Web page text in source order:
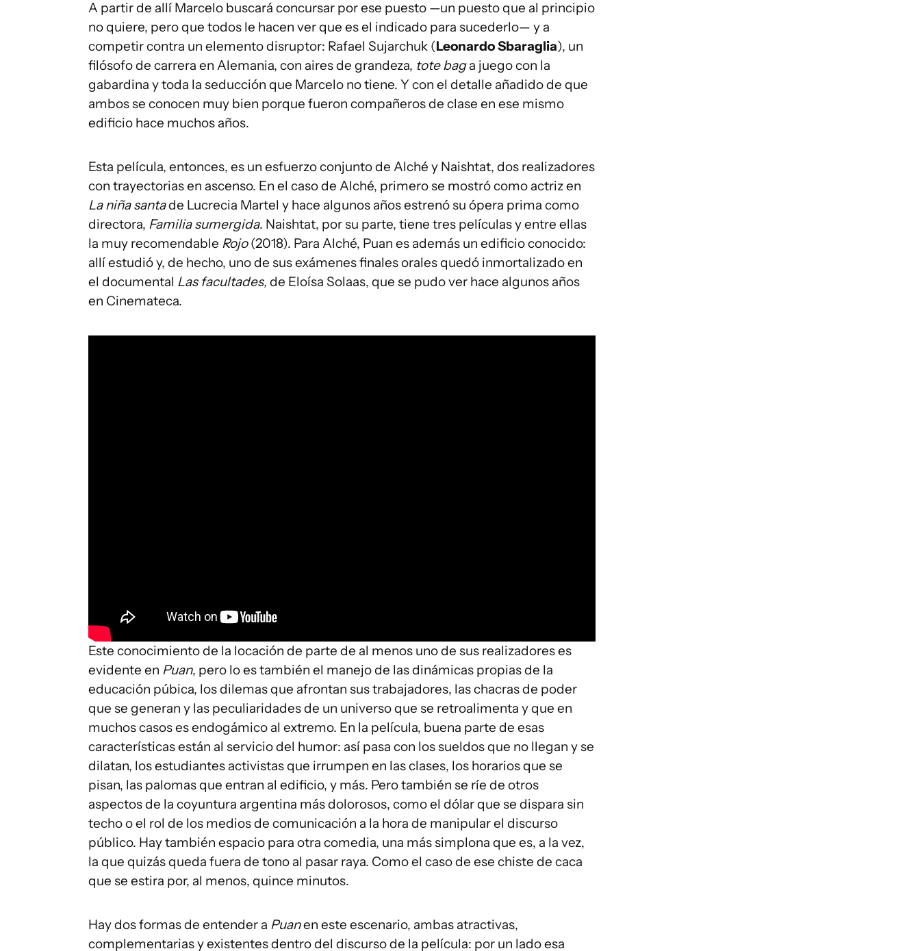
A partir de allí Marcelo buscará concursar por ese puesto —un puesto que al principio
no quiere, pero que todos le hacen ver que es el indicado para sucederlo— y a
competir contra un elemento disruptor: Rafael Sujarchuk (Leonardo Sbaraglia), un
filósofo de carrera en Alemania, con aires de grandeza, tote baga juego con la
gabardina y toda la seducción que Marcelo no tiene. Y con el detalle añadido de que
ambos se conocen muy bien porque fueron compañeros de clase en ese mismo
edificio hace muchos años.
Esta película, entonces, es un esfuerzo conjunto de Alché y Naishtat, dos realizadores
con trayectorias en ascenso. En el caso de Alché, primero se mostró como actriz en
La niña santade Lucrecia Martel y hace algunos años estrenó su ópera prima como
directora, Familia sumergida. Naishtat, por su parte, tiene tres películas y entre ellas
la muy recomendable Rojo(2018). Para Alché, Puan es además un edificio conocido:
allí estudió y, de hecho, uno de sus exámenes finales orales quedó inmortalizado en
el documental Las facultades, de Eloísa Solaas, que se pudo ver hace algunos años
en Cinemateca.
Este conocimiento de la locación de parte de al menos uno de sus realizadores es
evidente en Puan, pero lo es también el manejo de las dinámicas propias de la
educación púbica, los dilemas que afrontan sus trabajadores, las chacras de poder
que se generan y las peculiaridades de un universo que se retroalimenta y que en
muchos casos es endogámico al extremo. En la película, buena parte de esas
características están al servicio del humor: así pasa con los sueldos que no llegan y se
dilatan, los estudiantes activistas que irrumpen en las clases, los horarios que se
pisan, las palomas que entran al edificio, y más. Pero también se ríe de otros
aspectos de la coyuntura argentina más dolorosos, como el dólar que se dispara sin
techo o el rol de los medios de comunicación a la hora de manipular el discurso
público. Hay también espacio para otra comedia, una más simplona que es, a la vez,
la que quizás queda fuera de tono al pasar raya. Como el caso de ese chiste de caca
que se estira por, al menos, quince minutos.
Hay dos formas de entender a Puanen este escenario, ambas atractivas,
complementarias y existentes dentro del discurso de la película: por un lado esa